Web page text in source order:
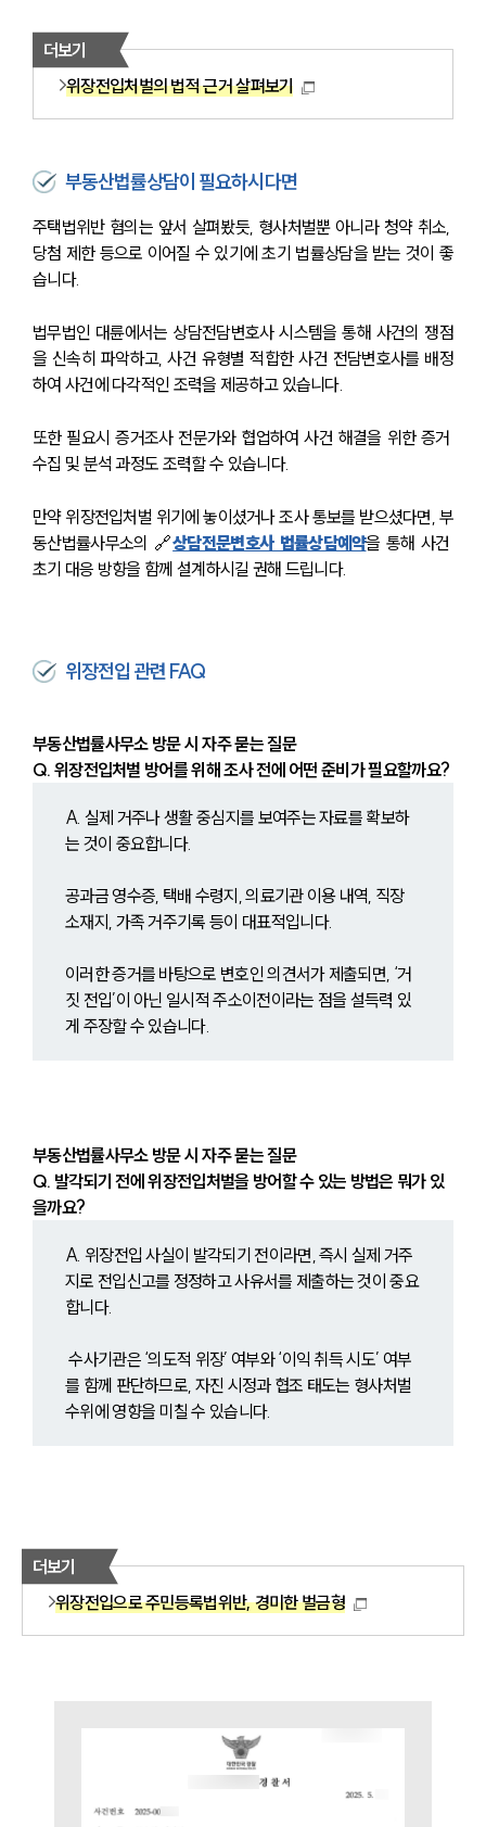
소식/자료
언론보도
공지사항
법률 블로그
세미나
대륜법률상담예약
더보기
위장전입처벌의 법적 근거 살펴보기
부동산법률상담이 필요하시다면
주택법위반 혐의는 앞서 살펴봤듯, 형사처벌뿐 아니라 청약 취소,
당첨 제한 등으로 이어질 수 있기에 초기 법률상담을 받는 것이 좋
습니다.
법무법인 대륜에서는 상담전담변호사 시스템을 통해 사건의 쟁점
을 신속히 파악하고, 사건 유형별 적합한 사건 전담변호사를 배정
하여 사건에 다각적인 조력을 제공하고 있습니다.
또한 필요시 증거조사 전문가와 협업하여 사건 해결을 위한 증거
수집 및 분석 과정도 조력할 수 있습니다.
만약 위장전입처벌 위기에 놓이셨거나 조사 통보를 받으셨다면, 부
동산법률사무소의 🔗상담전문변호사 법률상담예약을 통해 사건
초기 대응 방향을 함께 설계하시길 권해 드립니다.
위장전입 관련 FAQ
부동산법률사무소 방문 시 자주 묻는 질문
Q. 위장전입처벌 방어를 위해 조사 전에 어떤 준비가 필요할까요?
A. 실제 거주나 생활 중심지를 보여주는 자료를 확보하
는 것이 중요합니다.
공과금 영수증, 택배 수령지, 의료기관 이용 내역, 직장
소재지, 가족 거주기록 등이 대표적입니다.
이러한 증거를 바탕으로 변호인 의견서가 제출되면, ‘거
짓 전입’이 아닌 일시적 주소이전이라는 점을 설득력 있
게 주장할 수 있습니다.
부동산법률사무소 방문 시 자주 묻는 질문
Q. 발각되기 전에 위장전입처벌을 방어할 수 있는 방법은 뭐가 있
을까요?
A. 위장전입 사실이 발각되기 전이라면, 즉시 실제 거주
지로 전입신고를 정정하고 사유서를 제출하는 것이 중요
합니다.
수사기관은 ‘의도적 위장’ 여부와 ‘이익 취득 시도’ 여부
를 함께 판단하므로, 자진 시정과 협조 태도는 형사처벌
수위에 영향을 미칠 수 있습니다.
더보기
위장전입으로 주민등록법위반, 경미한 벌금형